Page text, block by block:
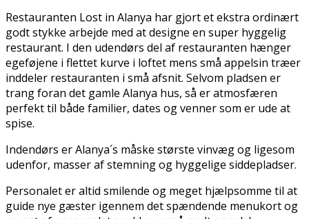
Restauranten Lost in Alanya har gjort et ekstra ordinært
godt stykke arbejde med at designe en super hyggelig
restaurant. I den udendørs del af restauranten hænger
egeføjene i flettet kurve i loftet mens små appelsin træer
inddeler restauranten i små afsnit. Selvom pladsen er
trang foran det gamle Alanya hus, så er atmosfæren
perfekt til både familier, dates og venner som er ude at
spise.
Indendørs er Alanya´s måske største vinvæg og ligesom
udenfor, masser af stemning og hyggelige siddepladser.
Personalet er altid smilende og meget hjælpsomme til at
guide nye gæster igennem det spændende menukort og